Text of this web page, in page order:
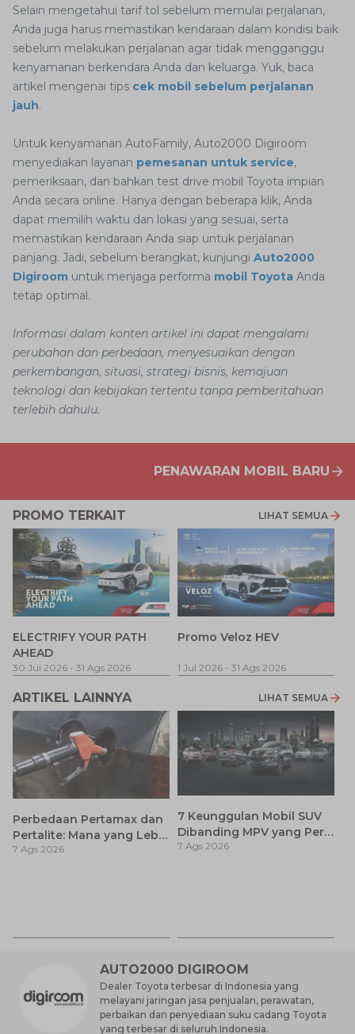
Selain mengetahui tarif tol sebelum memulai perjalanan,
Anda juga harus memastikan kendaraan dalam kondisi baik
sebelum melakukan perjalanan agar tidak mengganggu
kenyamanan berkendara Anda dan keluarga. Yuk, baca
artikel mengenai tips cek mobil sebelum perjalanan
jauh.
Untuk kenyamanan AutoFamily, Auto2000 Digiroom
menyediakan layanan pemesanan untuk service,
pemeriksaan, dan bahkan test drive mobil Toyota impian
Anda secara online. Hanya dengan beberapa klik, Anda
dapat memilih waktu dan lokasi yang sesuai, serta
memastikan kendaraan Anda siap untuk perjalanan
panjang. Jadi, sebelum berangkat, kunjungi Auto2000
Digiroom untuk menjaga performa mobil Toyota Anda
tetap optimal.
Informasi dalam konten artikel ini dapat mengalami
perubahan dan perbedaan, menyesuaikan dengan
perkembangan, situasi, strategi bisnis, kemajuan
teknologi dan kebijakan tertentu tanpa pemberitahuan
terlebih dahulu.
PENAWARAN MOBIL BARU
PROMO TERKAIT LIHAT SEMUA
ELECTRIFY YOUR PATH
AHEAD
30 Jul 2026 - 31 Ags 2026
Promo Veloz HEV
1 Jul 2026 - 31 Ags 2026
ARTIKEL LAINNYA LIHAT SEMUA
Perbedaan Pertamax dan
Pertalite: Mana yang Lebih
Baik untuk Mobil Toyota
7 Ags 2026
7 Keunggulan Mobil SUV
Dibanding MPV yang Perlu
Anda Ketahui
7 Ags 2026
AUTO2000 DIGIROOM
Dealer Toyota terbesar di Indonesia yang
melayani jaringan jasa penjualan, perawatan,
perbaikan dan penyediaan suku cadang Toyota
yang terbesar di seluruh Indonesia.